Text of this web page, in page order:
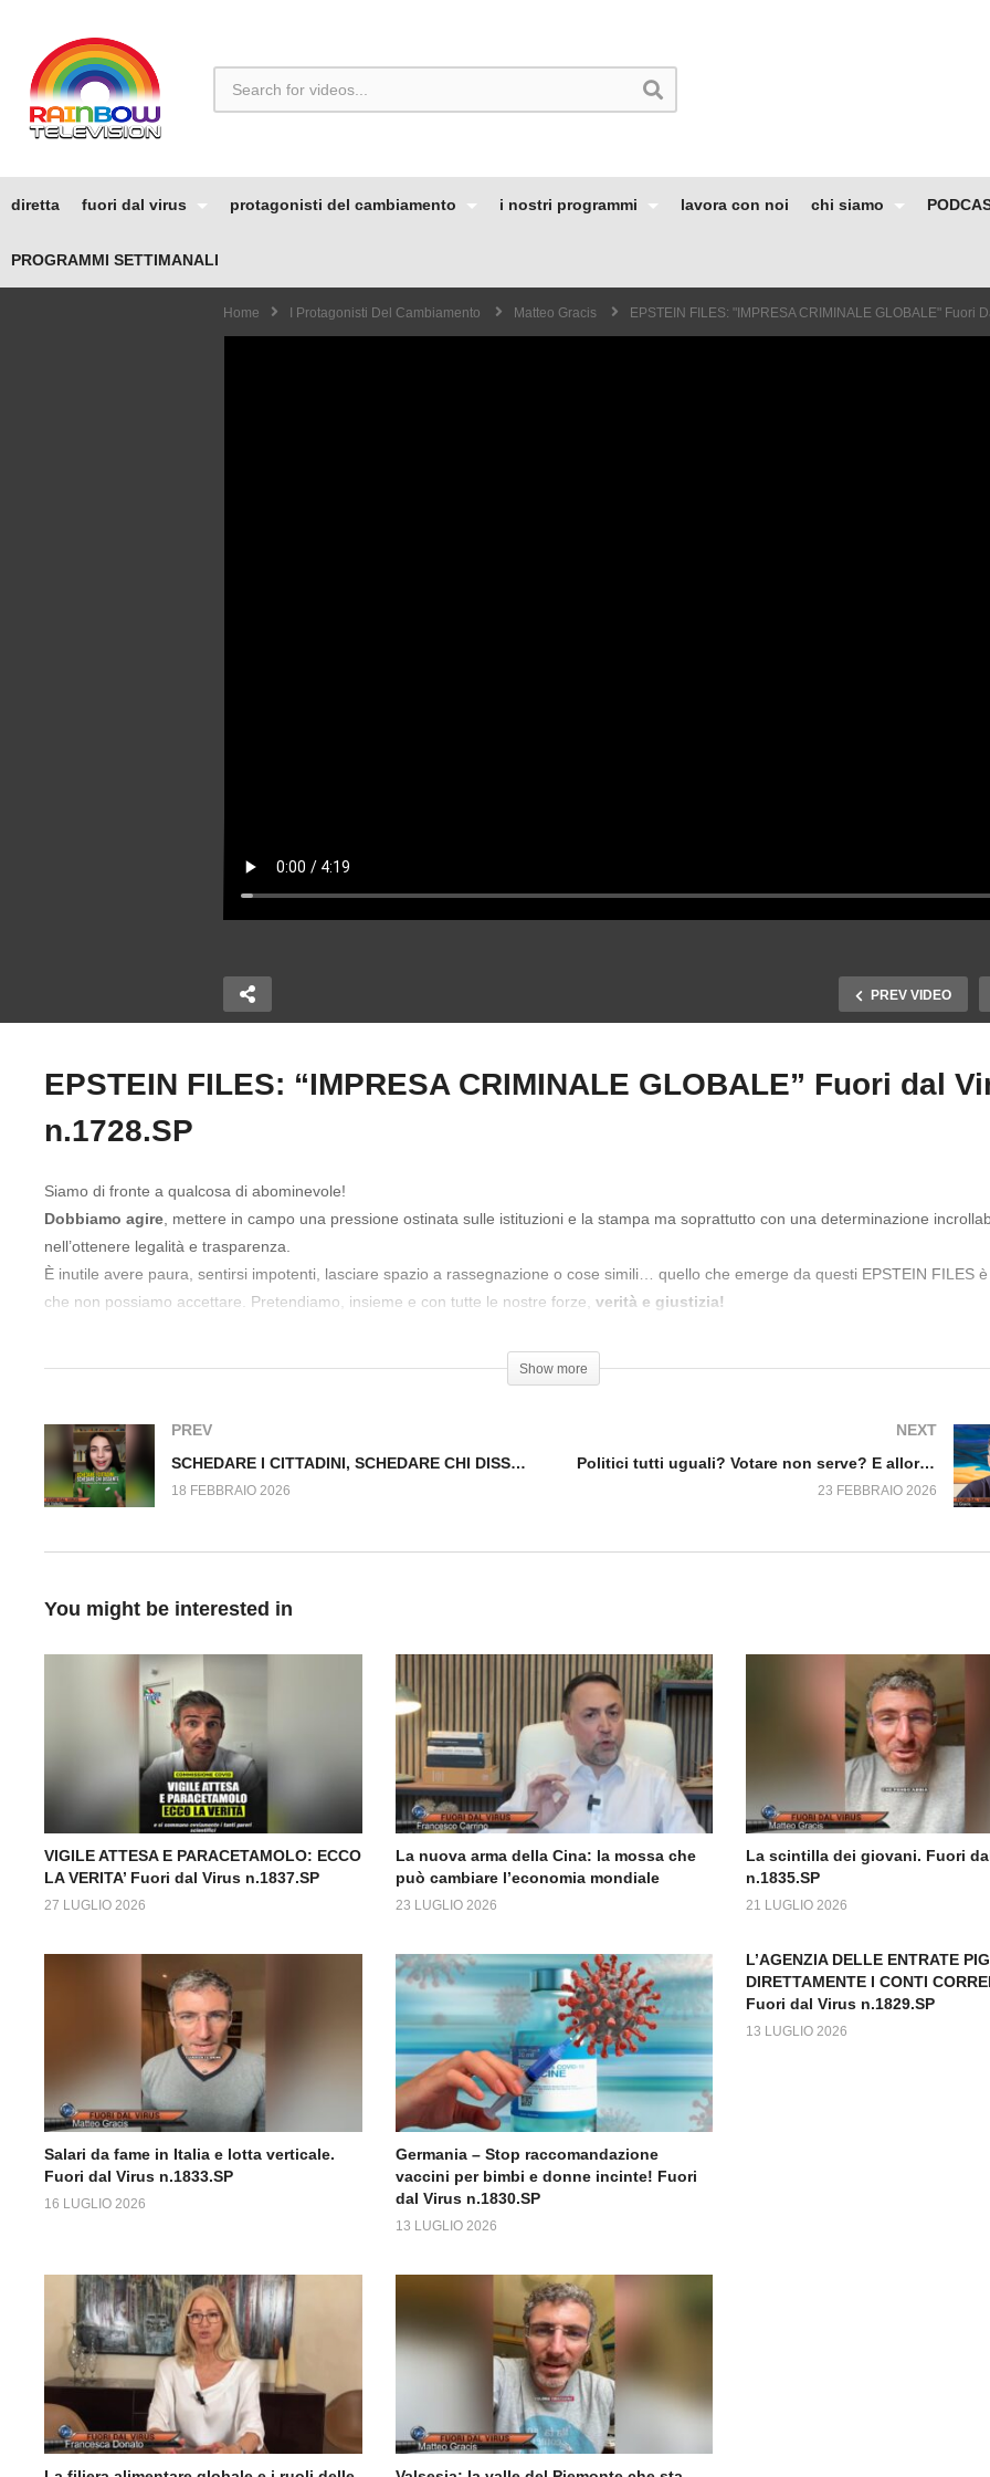
diretta fuori dal virus protagonisti del cambiamento i nostri programmi lavora con noi chi siamo
PROGRAMMI SETTIMANALI
Home I Protagonisti Del Cambiamento Matteo Gracis EPSTEIN FILES: "IMPRESA CRIMINALE GLOBALE" Fuori
PREV VIDEO
una
Virus n.1726.SP
EPSTEIN FILES: “IMPRESA CRIMINALE GLOBALE” Fuori dal
n.1728.SP
Siamo di fronte a qualcosa di abominevole!
Dobbiamo agire , mettere in campo una pressione ostinata sulle istituzioni e la stampa ma soprattutto con una determinazione
nell’ottenere legalità e trasparenza.
È inutile avere paura, sentirsi impotenti, lasciare spazio a rassegnazione o cose simili… quello che emerge da questi EPSTEIN FILES
che non possiamo accettare. Pretendiamo, insieme e con tutte le nostre forze, verità e giustizia!
Show more
PREV
SCHEDARE I CITTADINI, SCHEDARE CHI DISSENTE Fuori dal Virus n.1727.SP
18 FEBBRAIO 2026
NEXT
Politici tutti uguali? Votare non serve? E allora qual è la vera soluzione? Fuori dal Viru n.1730.SP
23 FEBBRAIO 2026
You might be interested in
VIGILE ATTESA E PARACETAMOLO: ECCO
LA VERITA’ Fuori dal Virus n.1837.SP
27 LUGLIO 2026
La nuova arma della Cina: la mossa che
può cambiare l’economia mondiale
23 LUGLIO 2026
La scintilla dei giovani. Fuori
n.1835.SP
21 LUGLIO 2026
Salari da fame in Italia e lotta verticale.
Fuori dal Virus n.1833.SP
16 LUGLIO 2026
Germania – Stop raccomandazione
vaccini per bimbi e donne incinte! Fuori
dal Virus n.1830.SP
13 LUGLIO 2026
L’AGENZIA DELLE ENTRATE
DIRETTAMENTE I CONTI
Fuori dal Virus n.1829.SP
13 LUGLIO 2026